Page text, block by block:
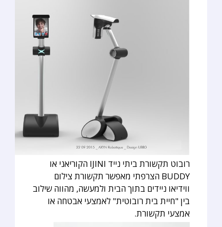
רובוט תקשורת ביתי נייד IJINI הקוריאני או
BUDDY הצרפתי מאפשר תקשורת צילום
ווידיאו ניידים בתוך הבית ולמעשה, מהווה שילוב
בין "חיית בית רובוטית" לאמצעי אבטחה או
אמצעי תקשורת.